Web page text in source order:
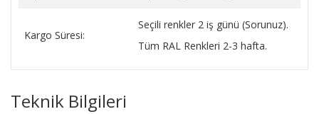
Kargo Süresi:
Seçili renkler 2 iş günü (Sorunuz).
Tüm RAL Renkleri 2-3 hafta.
Teknik Bilgileri